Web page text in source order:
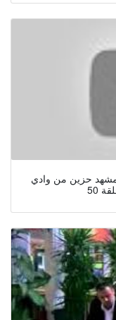
حزين من وادي